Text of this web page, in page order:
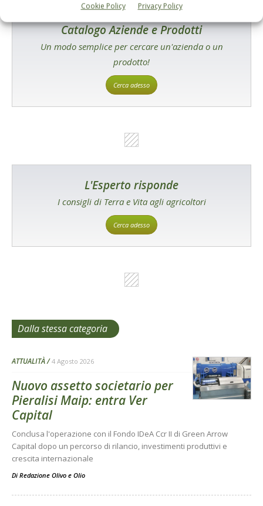
Cookie Policy Privacy Policy
Catalogo Aziende e Prodotti
Un modo semplice per cercare un'azienda o un
prodotto!
Cerca adesso
L'Esperto risponde
I consigli di Terra e Vita agli agricoltori
Cerca adesso
Dalla stessa categoria
ATTUALITÀ 4 Agosto 2026
Nuovo assetto societario per
Pieralisi Maip: entra Ver
Capital
Conclusa l'operazione con il Fondo IDeA Ccr II di Green Arrow
Capital dopo un percorso di rilancio, investimenti produttivi e
crescita internazionale
Di Redazione Olivo e Olio